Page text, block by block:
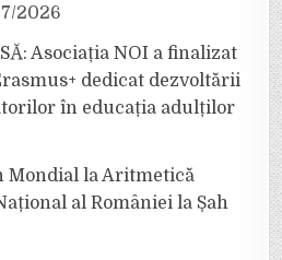
2026
Asociația NOI a finalizat
dedicat dezvoltării
în educația adulților
Mondial la Aritmetică
al României la Șah